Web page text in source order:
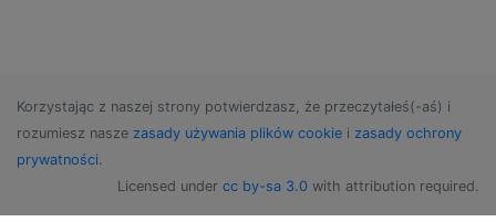
Korzystając z naszej strony potwierdzasz, że przeczytałeś(-aś) i
rozumiesz nasze zasady używania plików cookie i zasady ochrony
prywatności.
Licensed under cc by-sa 3.0 with attribution required.